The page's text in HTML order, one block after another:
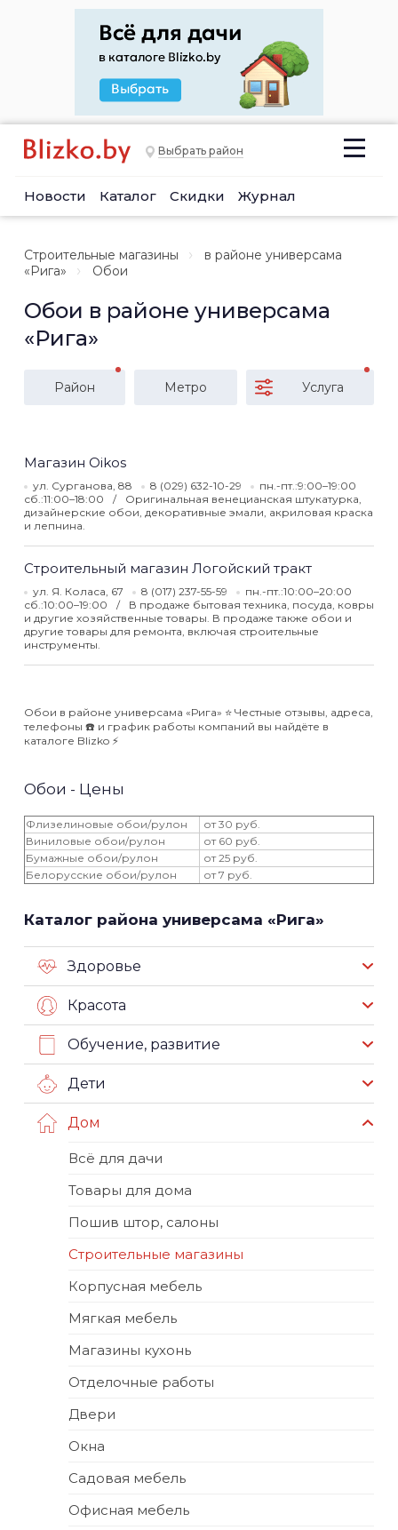
Выбрать район
Новости Каталог Скидки Журнал
Строительные магазины
в районе универсама
«Рига»
Обои
Обои в районе универсама
«Рига»
Район Метро Услуга
Магазин Oikos
ул. Сурганова, 88 8 (029) 632-10-29
пн.-пт.:9:00–19:00
сб.:11:00–18:00
Оригинальная венецианская штукатурка,
дизайнерские обои, декоративные эмали, акриловая краска
и лепнина.
Строительный магазин Логойский тракт
ул. Я. Коласа, 67 8 (017) 237-55-59
пн.-пт.:10:00–20:00
сб.:10:00–19:00
В продаже бытовая техника, посуда, ковры
и другие хозяйственные товары. В продаже также обои и
другие товары для ремонта, включая строительные
инструменты.
Обои в районе универсама «Рига» ⭐️ Честные отзывы, адреса,
телефоны ☎️ и график работы компаний вы найдёте в
каталоге Blizko ⚡️
Обои - Цены
Флизелиновые обои/рулон
от 30 руб.
Виниловые обои/рулон
от 60 руб.
Бумажные обои/рулон
от 25 руб.
Белорусские обои/рулон
от 7 руб.
Каталог района универсама «Рига»
Здоровье
Красота
Обучение, развитие
Дети
Дом
Всё для дачи
Товары для дома
Пошив штор, салоны
Строительные магазины
Корпусная мебель
Мягкая мебель
Магазины кухонь
Отделочные работы
Двери
Окна
Садовая мебель
Офисная мебель